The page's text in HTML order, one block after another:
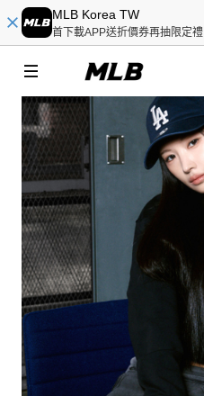
MLB Korea TW
首下載APP送折價券再抽限定禮